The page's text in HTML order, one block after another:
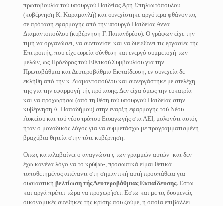
πρωτοβουλία τού υπουργού Παιδείας Αρη Σπηλιωτόπουλου
(κυβέρνηση Κ. Καραμανλή) και συνεχίστηκε αργότερα φθάνοντας
σε πρόταση εφαρμογής από την υπουργό Παιδείας Αννα
Διαμαντοπούλου (κυβέρνηση Γ. Παπανδρέου). Ο γράφων είχε την
τιμή να οργανώσει, να συντονίσει και να διευθύνει τις εργασίες τής
Επιτροπής, που είχε ευρεία σύνθεση και ενεργό συμμετοχή των
μελών, ως Πρόεδρος τού Εθνικού Συμβουλίου για την
Πρωτοβάθμια και Δευτεροβάθμια Εκπαίδευση, εν συνεχεία δε
εκλήθη από την κ. Διαμαντοπούλου και συνεργάστηκε με στελέχη
της για την εφαρμογή τής πρότασης. Δεν είχα όμως την ευκαιρία
και να προχωρήσω (από τη θέση τού υπουργού Παιδείας στην
κυβέρνηση Λ. Παπαδήμου) στην έναρξη εφαρμογής τού Νέου
Λυκείου και τού νέου τρόπου Εισαγωγής στα ΑΕΙ, μολονότι αυτός
ήταν ο μοναδικός λόγος για να συμμετάσχω με προγραμματισμένη
βραχύβια θητεία στην τότε κυβέρνηση.
Οπως καταλαβαίνει ο αναγνώστης των γραμμών αυτών -και δεν
έχω κανένα λόγο να το κρύψω-, προσωπικά είμαι θετικά
τοποθετημένος απέναντι στη σημαντική αυτή προσπάθεια για
ουσιαστική βελτίωση τής Δευτεροβάθμιας Εκπαίδευσης.Εστω
και αργά πρέπει τώρα να προχωρήσει. Εστω και με τις δυσμενείς
οικονομικές συνθήκες τής κρίσης που ζούμε, η οποία επιβάλλει